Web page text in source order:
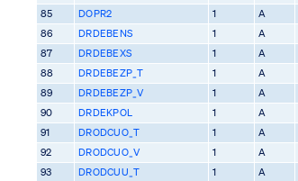
85
DOPR2 1 A
86
DRDEBENS 1 A
87
DRDEBEXS 1 A
88
DRDEBEZP_T 1 A
89
DRDEBEZP_V 1 A
90
DRDEKPOL 1 A
91
DRODCUO_T 1 A
92
DRODCUO_V 1 A
93
DRODCUU_T 1 A